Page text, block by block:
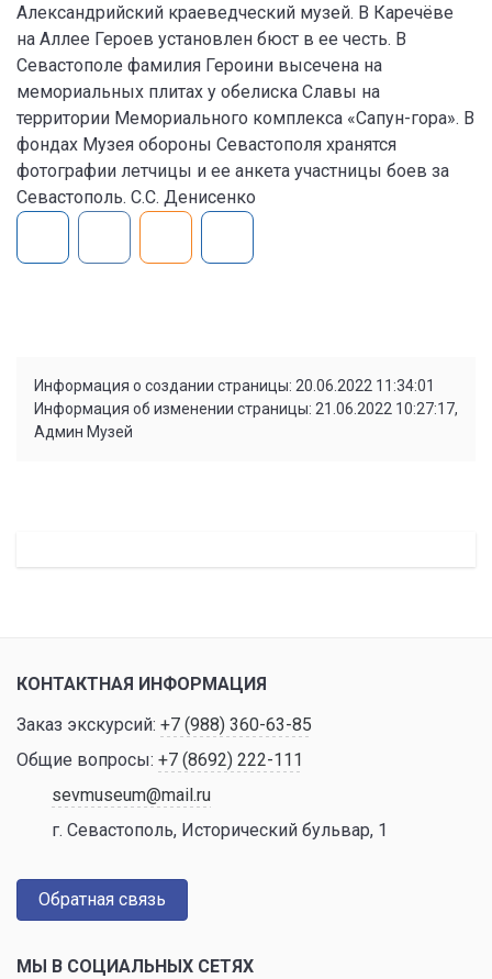
Александрийский краеведческий музей. В Каречёве
на Аллее Героев установлен бюст в ее честь. В
Севастополе фамилия Героини высечена на
мемориальных плитах у обелиска Славы на
территории Мемориального комплекса «Сапун-гора». В
фондах Музея обороны Севастополя хранятся
фотографии летчицы и ее анкета участницы боев за
Севастополь. С.С. Денисенко
Информация о создании страницы: 20.06.2022 11:34:01
Информация об изменении страницы: 21.06.2022 10:27:17,
Админ Музей
КОНТАКТНАЯ ИНФОРМАЦИЯ
Заказ экскурсий: +7 (988) 360-63-85
Общие вопросы: +7 (8692) 222-111
sevmuseum@mail.ru
г. Севастополь, Исторический бульвар, 1
Обратная связь
МЫ В СОЦИАЛЬНЫХ СЕТЯХ